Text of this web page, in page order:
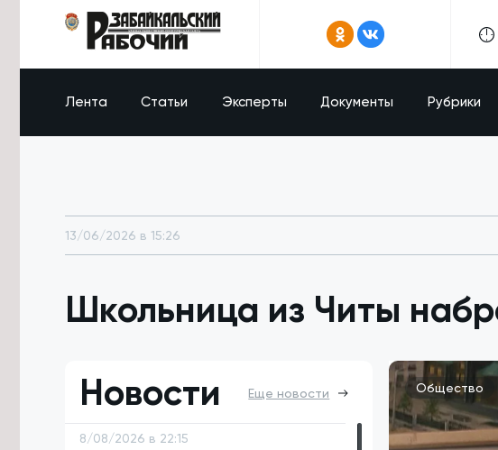
Лента Статьи Эксперты Документы Рубрики
13/06/2026 в 15:26
Школьница из Читы
Новости
Еще новости
8/08/2026 в 22:15
Общество